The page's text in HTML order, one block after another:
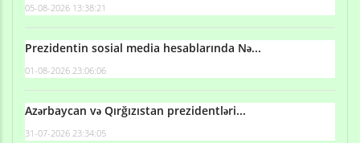
05-08-2026 13:38:21
Prezidentin sosial media hesablarında Nə...
01-08-2026 23:06:06
Azərbaycan və Qırğızıstan prezidentləri...
31-07-2026 23:34:05